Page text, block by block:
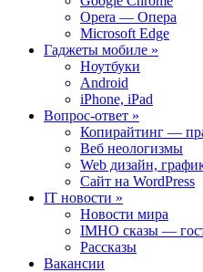
Opera — Опера
Microsoft Edge
Гаджеты мобиле »
Ноутбуки
Android
iPhone, iPad
Вопрос-ответ »
Копирайтинг —
Веб неологизмы
Web дизайн,
Сайт на WordPress
IT новости »
Новости мира
IMHO сказы —
Рассказы
Вакансии